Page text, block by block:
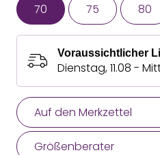
70 75 80
Voraussichtlicher
Dienstag, 11.08 -
Auf den Merkzettel
Größenberater